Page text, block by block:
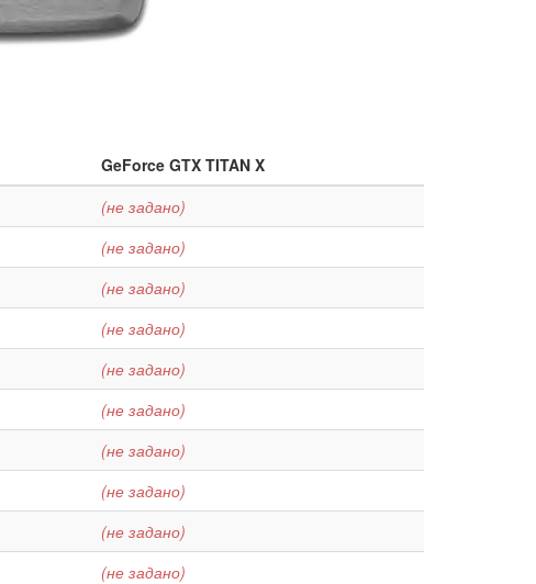
GeForce GTX TITAN X
(не задано)
(не задано)
(не задано)
(не задано)
(не задано)
(не задано)
(не задано)
(не задано)
(не задано)
(не задано)